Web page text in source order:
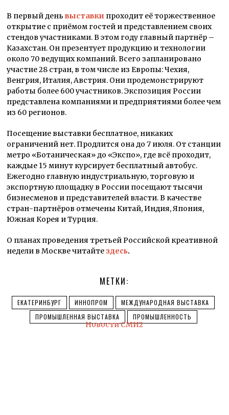
В первый деньвыставки проходит её торжественное
открытие с приёмом гостей и представлением своих
стендов участниками. В этом году главный партнёр –
Казахстан. Он презентует продукцию и технологии
около 70 ведущих компаний. Всего запланировано
участие 28 стран, в том числе из Европы: Чехия,
Венгрия, Италия, Австрия. Они продемонстрируют
работы более 600 участников. Экспозиция России
представлена компаниями и предприятиями более чем
из 60 регионов.
Посещение выставки бесплатное, никаких
ограничений нет. Продлится она до 7 июля. От станции
метро «Ботаническая» до «Экспо», где всё проходит,
каждые 15 минут курсирует бесплатный автобус.
Ежегодно главную индустриальную, торговую и
экспортную площадку в России посещают тысячи
бизнесменов и представителей власти. В качестве
стран-партнёров отмечены Китай, Индия, Япония,
Южная Корея и Турция.
О планах проведения третьей Российской креативной
недели в Москве читайте здесь.
МЕТКИ:
ЕКАТЕРИНБУРГ ИННОПРОМ
МЕЖДУНАРОДНАЯ ВЫСТАВКА
ПРОМЫШЛЕННАЯ ВЫСТАВКА
ПРОМЫШЛЕННОСТЬ
Новости СМИ2